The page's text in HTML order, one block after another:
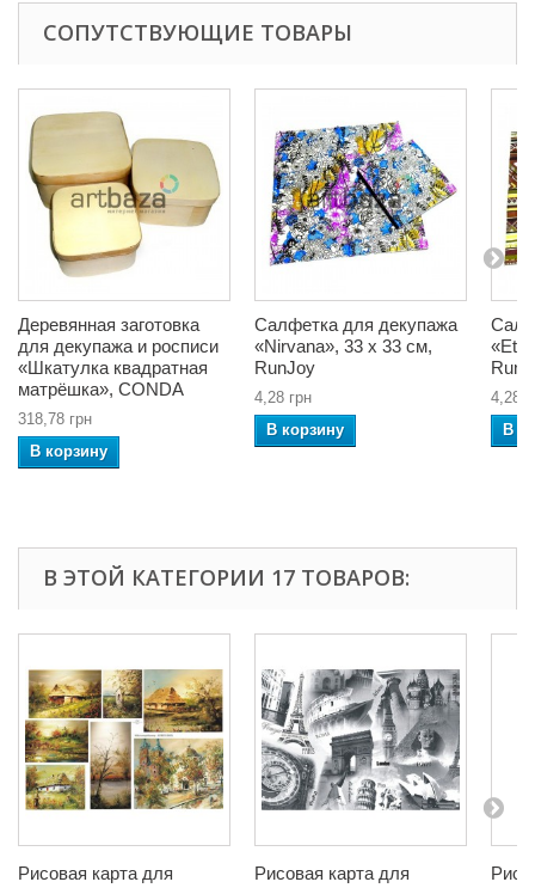
СОПУТСТВУЮЩИЕ ТОВАРЫ
Деревянная заготовка
для декупажа и росписи
«Шкатулка квадратная
матрёшка», CONDA
318,78 грн
В корзину
Салфетка для декупажа
«Nirvana», 33 x 33 см,
RunJoy
4,28 грн
В корзину
4,28
В
В ЭТОЙ КАТЕГОРИИ 17 ТОВАРОВ:
Рисовая карта для
Рисовая карта для